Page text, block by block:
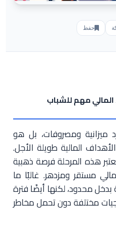
حفظ
مهم للشباب
ميزانية ومصروفات، بل هو
المالية طويلة الأجل.
هذه المرحلة فرصة ذهبية
مستقر ومزدهر. غالبًا ما
محدود، لكنها أيضًا فترة
مختلفة دون تحمل مخاطر